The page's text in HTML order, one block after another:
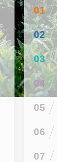
01
02
03
04
05
06
07